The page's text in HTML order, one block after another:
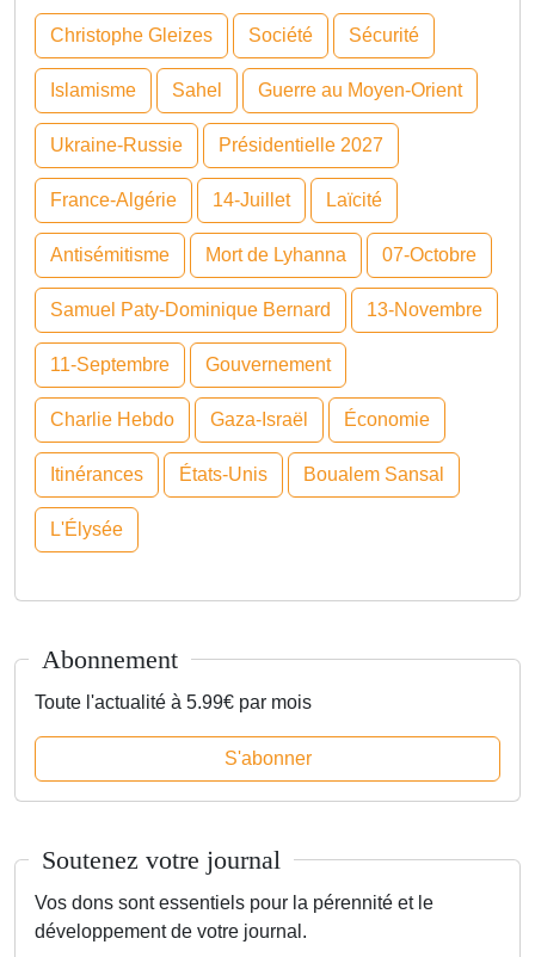
Christophe Gleizes Société Sécurité
Islamisme Sahel Guerre au Moyen-Orient
Ukraine-Russie Présidentielle 2027
France-Algérie 14-Juillet Laïcité
Antisémitisme Mort de Lyhanna 07-Octobre
Samuel Paty-Dominique Bernard 13-Novembre
11-Septembre Gouvernement
Charlie Hebdo Gaza-Israël Économie
Itinérances États-Unis Boualem Sansal
L'Élysée
Abonnement
Toute l'actualité à 5.99€ par mois
S'abonner
Soutenez votre journal
Vos dons sont essentiels pour la pérennité et le
développement de votre journal.